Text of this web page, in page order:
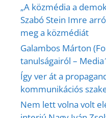
„A közmédia a
Szabó Stein Imre
meg a közmédiát
Galambos Márton
tanulságairól –
Így ver át a
kommunikációs
Nem lett volna volt